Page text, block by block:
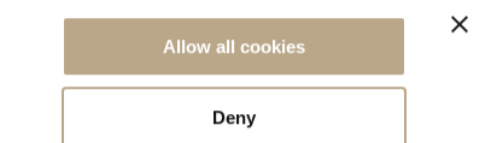
Allow all cookies
Deny